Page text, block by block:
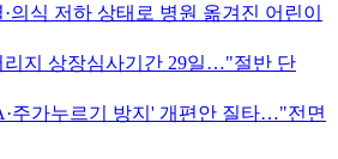
의식 저하 상태로 병원 옮겨진 어린이
리지 상장심사기간 29일…"절반 단
주가누르기 방지' 개편안 질타…"전면